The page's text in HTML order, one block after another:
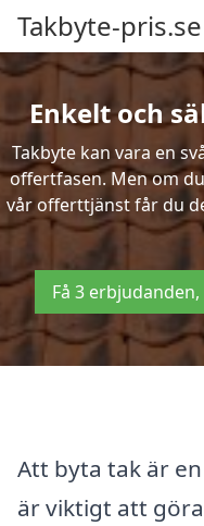
Takbyte-pris.se
Enkelt och
Takbyte kan vara en
offertfasen. Men om
vår offerttjänst får du
Få 3
Att byta tak är
är viktigt att